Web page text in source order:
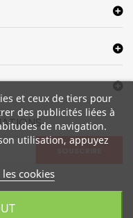
et ceux de tiers pour
des publicités liées à
de navigation.
utilisation, appuyez
cookies